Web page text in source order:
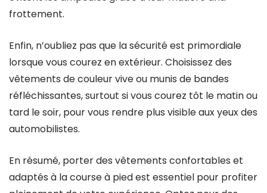
frottement.
Enfin, n’oubliez pas que la sécurité est primordiale
lorsque vous courez en extérieur. Choisissez des
vêtements de couleur vive ou munis de bandes
réfléchissantes, surtout si vous courez tôt le matin ou
tard le soir, pour vous rendre plus visible aux yeux des
automobilistes.
En résumé, porter des vêtements confortables et
adaptés à la course à pied est essentiel pour profiter